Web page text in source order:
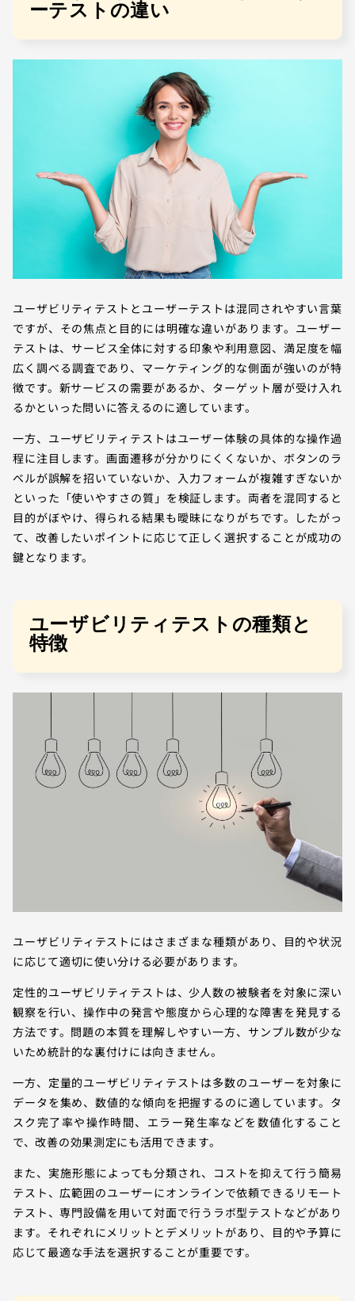
ーテストの違い
ユーザビリティテストとユーザーテストは混同されやすい言葉
ですが、その焦点と目的には明確な違いがあります。ユーザー
テストは、サービス全体に対する印象や利用意図、満足度を幅
広く調べる調査であり、マーケティング的な側面が強いのが特
徴です。新サービスの需要があるか、ターゲット層が受け入れ
るかといった問いに答えるのに適しています。
一方、ユーザビリティテストはユーザー体験の具体的な操作過
程に注目します。画面遷移が分かりにくくないか、ボタンのラ
ベルが誤解を招いていないか、入力フォームが複雑すぎないか
といった「使いやすさの質」を検証します。両者を混同すると
目的がぼやけ、得られる結果も曖昧になりがちです。したがっ
て、改善したいポイントに応じて正しく選択することが成功の
鍵となります。
ユーザビリティテストの種類と
特徴
ユーザビリティテストにはさまざまな種類があり、目的や状況
に応じて適切に使い分ける必要があります。
定性的ユーザビリティテストは、少人数の被験者を対象に深い
観察を行い、操作中の発言や態度から心理的な障害を発見する
方法です。問題の本質を理解しやすい一方、サンプル数が少な
いため統計的な裏付けには向きません。
一方、定量的ユーザビリティテストは多数のユーザーを対象に
データを集め、数値的な傾向を把握するのに適しています。タ
スク完了率や操作時間、エラー発生率などを数値化すること
で、改善の効果測定にも活用できます。
また、実施形態によっても分類され、コストを抑えて行う簡易
テスト、広範囲のユーザーにオンラインで依頼できるリモート
テスト、専門設備を用いて対面で行うラボ型テストなどがあり
ます。それぞれにメリットとデメリットがあり、目的や予算に
応じて最適な手法を選択することが重要です。